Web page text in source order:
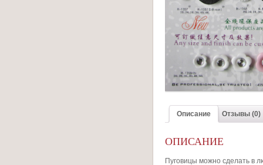
Описание Отзывы (0)
ОПИСАНИЕ
Пуговицы можно сделать в